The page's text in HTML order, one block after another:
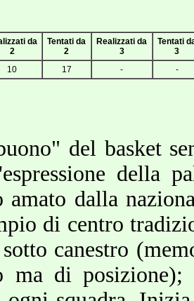
da
2
Tentati da
2
Realizzati da
3
Tentati
3
10 17 - -
del basket
della
amato dalla
di centro
canestro
ma di